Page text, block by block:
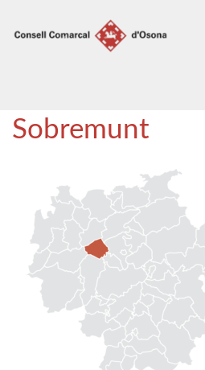
Sobremunt